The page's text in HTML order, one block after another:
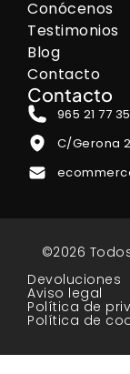
Conócenos
Testimonios
Blog
Contacto
Contacto
965 21 77 35
C/Gerona
©2026
Devoluciones
Aviso legal
Política de
Política de